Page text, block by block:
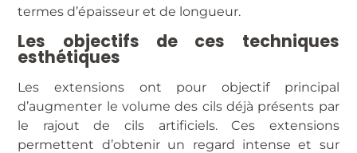
termes d’épaisseur et de longueur.
Les objectifs de ces techniques
esthétiques
Les extensions ont pour objectif principal
d’augmenter le volume des cils déjà présents par
le rajout de cils artificiels. Ces extensions
permettent d’obtenir un regard intense et sur